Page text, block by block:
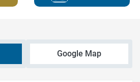
Google Map